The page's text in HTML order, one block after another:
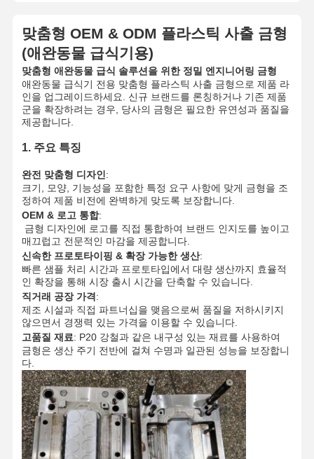
맞춤형 OEM & ODM 플라스틱 사출 금형
(애완동물 급식기용)
맞춤형 애완동물 급식 솔루션을 위한 정밀 엔지니어링 금형
애완동물 급식기 전용 맞춤형 플라스틱 사출 금형으로 제품 라
인을 업그레이드하세요.
신규 브랜드를 론칭하거나 기존 제품
군을 확장하려는 경우, 당사의 금형은 필요한 유연성과 품질을
제공합니다.
1. 주요 특징
완전 맞춤형 디자인:
크기, 모양, 기능성을 포함한 특정 요구 사항에 맞게 금형을 조
정하여 제품 비전에 완벽하게 맞도록 보장합니다.
OEM & 로고 통합:
금형 디자인에 로고를 직접 통합하여 브랜드 인지도를 높이고
매끄럽고 전문적인 마감을 제공합니다.
신속한 프로토타이핑 & 확장 가능한 생산:
빠른 샘플 처리 시간과 프로토타입에서 대량 생산까지 효율적
인 확장을 통해 시장 출시 시간을 단축할 수 있습니다.
직거래 공장 가격 :
제조 시설과 직접 파트너십을 맺음으로써 품질을 저하시키지
않으면서 경쟁력 있는 가격을 이용할 수 있습니다.
고품질 재료: P20 강철과 같은 내구성 있는 재료를 사용하여
금형은 생산 주기 전반에 걸쳐 수명과 일관된 성능을 보장합니
다.